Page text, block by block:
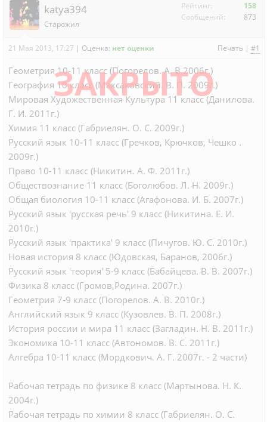
katya394
Старожил
Рейтинг:
158
Сообщений:
873
Печать | #1
21 Мая 2013, 17:27 | Оценка: нет оценки
ЗАКРЫТО
Геометрия 10-11 класс (Погорелов. А. В.2006г.)
География 10 класс (Максаковский. В. П. 2009г.)
Мировая Художественная Культура 11 класс (Данилова.
Г. И. 2011г.)
Химия 11 класс (Габриелян. О. С. 2009г.)
Русский язык 10-11 класс (Гречков, Крючков, Чешко .
2009г.)
Право 10-11 класс (Никитин. А. Ф. 2011г.)
Обществознание 11 класс (Боголюбов. Л. Н. 2009г.)
Общая биология 10-11 класс (Агафонова. И. Б. 2007г.)
Русский язык 'русская речь' 9 класс (Никитина. Е. И.
2010г.)
Русский язык 'практика' 9 класс (Пичугов. Ю. С. 2010г.)
Новая история 8 класс (Юдовская, Баранов, 2006г.)
Русский язык 'теория' 5-9 класс (Бабайцева. В. В. 2007г.)
Физика 8 класс (Громов,Родина. 2007г.)
Геометрия 7-9 класс (Погорелов. А. В. 2010г.)
Английский язык 9 класс (Кузовлев. В. П. 2008г.)
История россии и мира 11 класс (Загладин. Н. В. 2011г.)
Экономика 10-11 класс (Автономов. В. С. 2011г.)
Алгебра 10-11 класс (Мордкович. А. Г. 2007г. - 2 части)
Рабочая тетрадь по физике 8 класс (Мартынова. Н. К.
2004г.)
Рабочая тетрадь по химии 8 класс (Габриелян. О. С.